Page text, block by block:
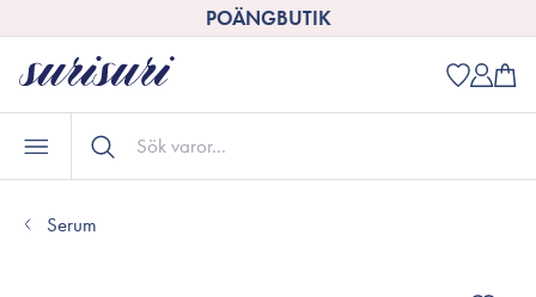
POÄNGBUTIK
Serum